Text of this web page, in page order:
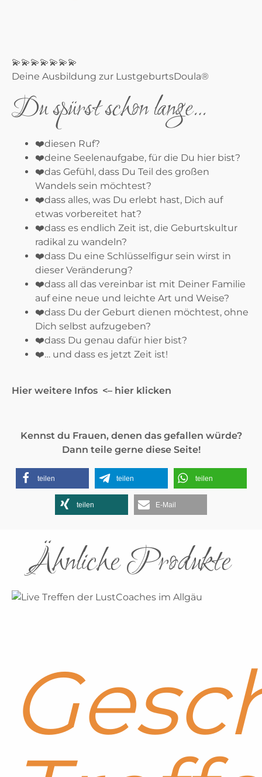
Ähnliche Produkte
💫💫💫💫💫💫💫
Deine Ausbildung zur LustgeburtsDoula®
Du spürst schon lange…
❤️diesen Ruf?
❤️deine Seelenaufgabe, für die Du hier bist?
❤️das Gefühl, dass Du Teil des großen
Wandels sein möchtest?
❤️dass alles, was Du erlebt hast, Dich auf
etwas vorbereitet hat?
❤️dass es endlich Zeit ist, die Geburtskultur
radikal zu wandeln?
❤️dass Du eine Schlüsselfigur sein wirst in
dieser Veränderung?
❤️dass all das vereinbar ist mit Deiner Familie
auf eine neue und leichte Art und Weise?
❤️dass Du der Geburt dienen möchtest, ohne
Dich selbst aufzugeben?
❤️dass Du genau dafür hier bist?
❤️… und dass es jetzt Zeit ist!
Hier weitere Infos <– hier klicken
Kennst du Frauen, denen das gefallen würde?
Dann teile gerne diese Seite!
teilen teilen teilen
teilen E-Mail